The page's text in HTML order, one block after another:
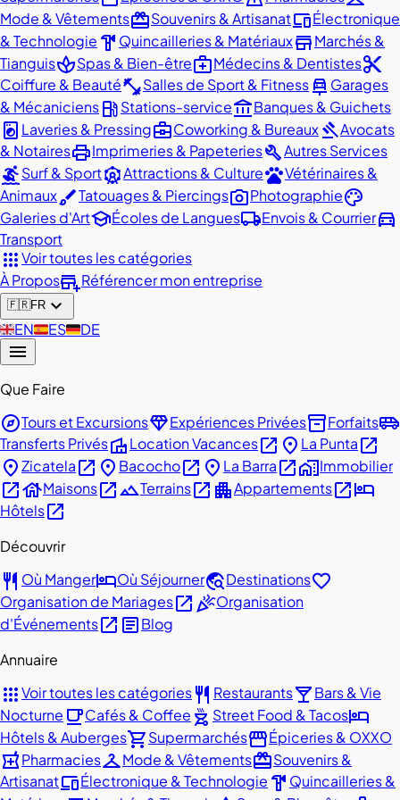
Mode & VêtementsredeemSouvenirs & ArtisanatdevicesÉlectronique
& Technologie hardware Quincailleries & MatériauxstoreMarchés &
TianguisspaSpas & Bien-êtremedical_servicesMédecins & Dentistescontent_cut
Coiffure & Beautéfitness_centerSalles de Sport & Fitnesscar_repair Garages
& Mécanicienslocal_gas_stationStations-serviceaccount_balanceBanques & Guichets
local_laundry_service Laveries & Pressingbusiness_centerCoworking & BureauxgavelAvocats
& NotairesprintImprimeries & PapeteriesbuildAutres Services
surfingSurf & SportattractionsAttractions & CulturepetsVétérinaires &
AnimauxbrushTatouages & Piercingsphoto_cameraPhotographiepalette
Galeries d'ArtschoolÉcoles de Langueslocal_shippingEnvois & Courrierdirections_car
Transport
appsVoir toutes les catégories
À Proposadd_businessRéférencer mon entreprise
🇫🇷FR expand_more
🇬🇧EN🇪🇸ES🇩🇪DE
menu
Que Faire
exploreTours et ExcursionsdiamondExpériences Privéesinventory_2Forfaitsairport_shuttle
Transferts PrivésvillaLocation Vacancesopen_in_new place La Puntaopen_in_new
placeZicatelaopen_in_new place Bacochoopen_in_new place La Barraopen_in_newhome_workImmobilier
open_in_newhouseMaisonsopen_in_newlandscapeTerrainsopen_in_new apartmentAppartementsopen_in_newhotel
Hôtelsopen_in_new
Découvrir
restaurant Où MangerhotelOù Séjournertravel_exploreDestinationsfavorite
Organisation de Mariagesopen_in_newcelebrationOrganisation
d'Événementsopen_in_new articleBlog
Annuaire
appsVoir toutes les catégoriesrestaurant Restaurantslocal_barBars & Vie
Nocturne local_cafeCafés & Coffee outdoor_grill Street Food & Tacoshotel
Hôtels & Aubergesshopping_cartSupermarchésstorefrontÉpiceries & OXXO
local_pharmacyPharmaciescheckroomMode & VêtementsredeemSouvenirs &
ArtisanatdevicesÉlectronique & Technologie hardware Quincailleries &